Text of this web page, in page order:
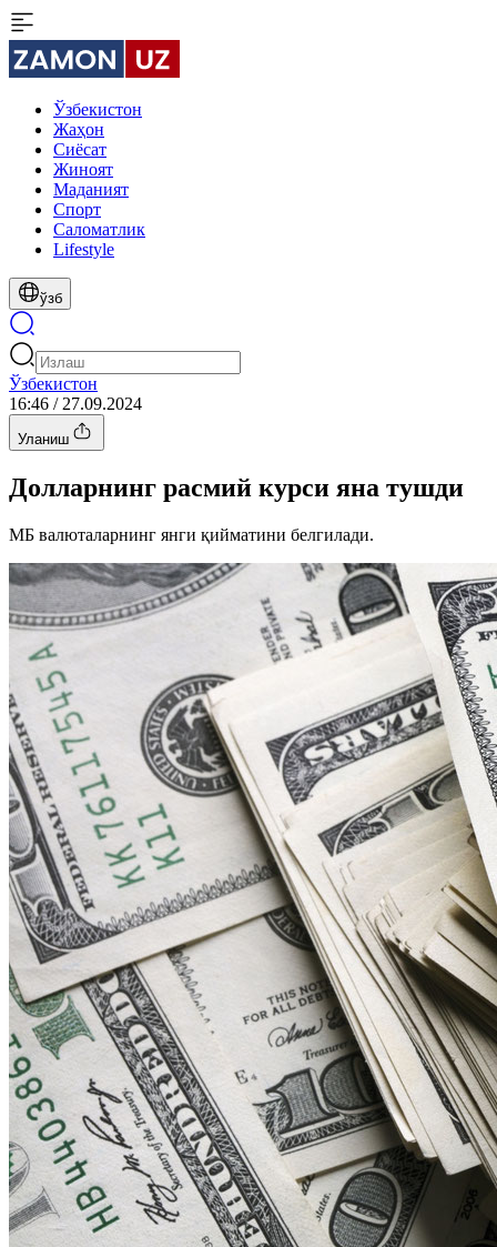
Ўзбекистон
Жаҳон
Сиёсат
Жиноят
Маданият
Спорт
Cаломатлик
Lifestyle
ўзб
Ўзбекистон
16:46 / 27.09.2024
Уланиш
Долларнинг расмий курси яна тушди
МБ валюталарнинг янги қийматини белгилади.